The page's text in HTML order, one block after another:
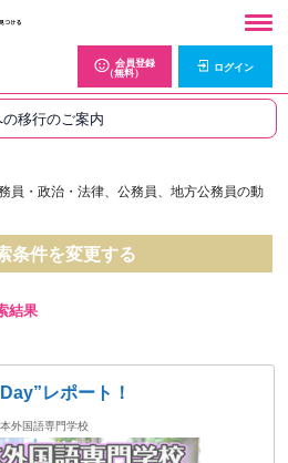
会員登録
（無料）
ログイン
の移行のご案内
員・政治・法律、公務員、地方公務員の動
条件を変更する
結果
レポート！
外国語専門学校